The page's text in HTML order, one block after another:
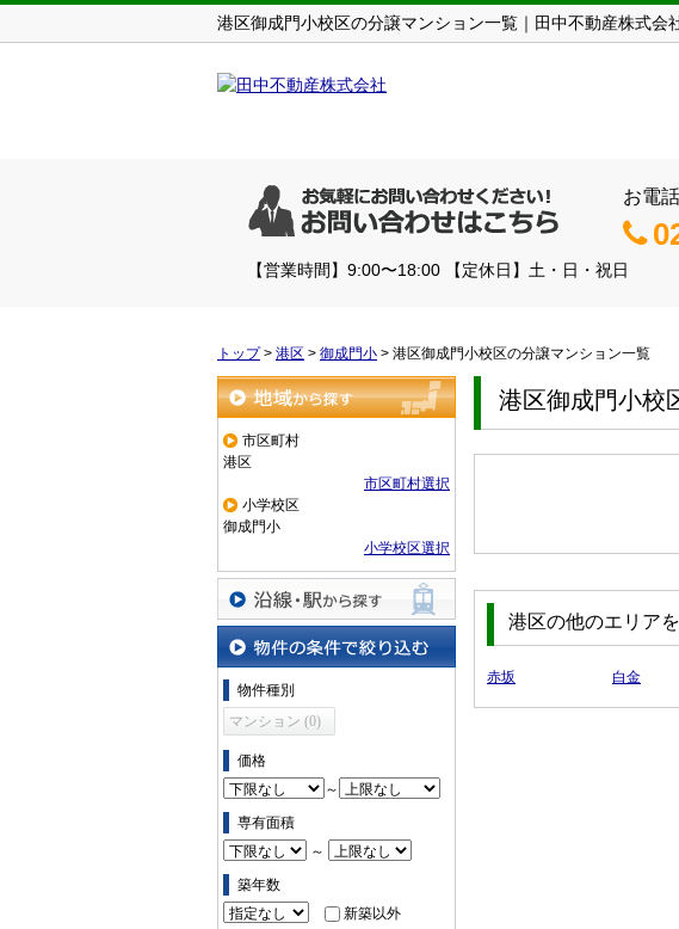
港区御成門小校区の分譲マンション一覧｜田中不動産株式会
お電
【営業時間】9:00〜18:00 【定休日】土・日・祝日
トップ> 港区 > 御成門小 > 港区御成門小校区の分譲マンション一覧
地域から探す
市区町村
港区
市区町村選択
小学校区
御成門小
小学校区選択
沿線・駅から探す
物件の条件で絞り込む
物件種別
マンション (0)
価格
～
専有面積
～
築年数
新築以外
港区御成門小校
港区の他のエリア
赤坂 白金